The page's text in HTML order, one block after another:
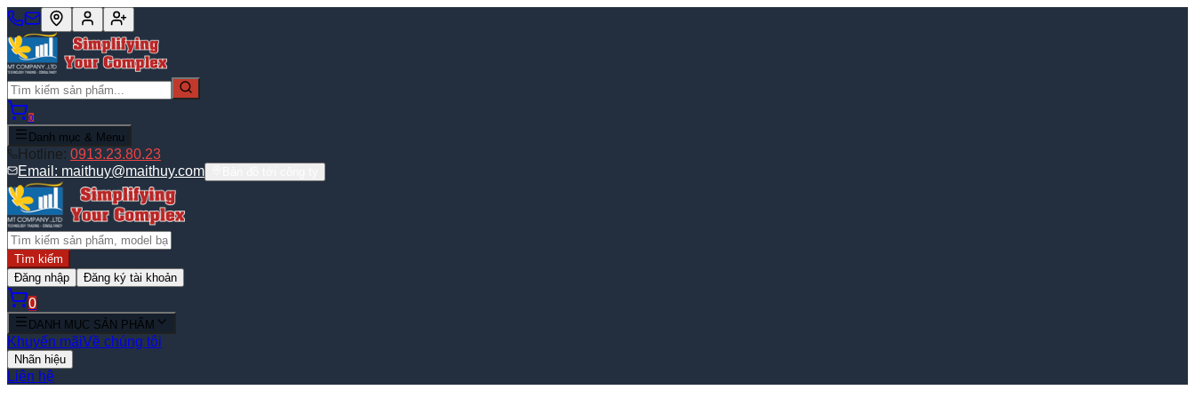
0
Danh mục & Menu
Hotline: 0913.23.80.23
Email: maithuy@maithuy.com
Tìm kiếm
Đăng nhập
Đăng ký tài khoản
0
DANH MỤC SẢN PHẨM
Khuyến mãiVề chúng tôi
Nhãn hiệu
Liên hệ